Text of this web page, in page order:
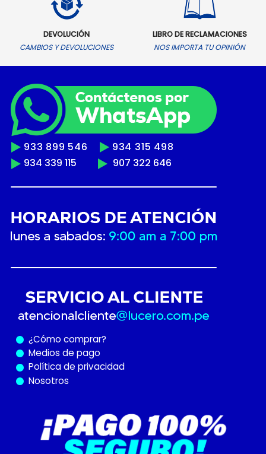
DEVOLUCIÓN
CAMBIOS Y DEVOLUCIONES
LIBRO DE RECLAMACIONES
NOS IMPORTA TU OPINIÓN
933 899 546
934 315 498
934 339 115
907 322 646
¿Cómo comprar?
Medios de pago
Política de privacidad
Nosotros